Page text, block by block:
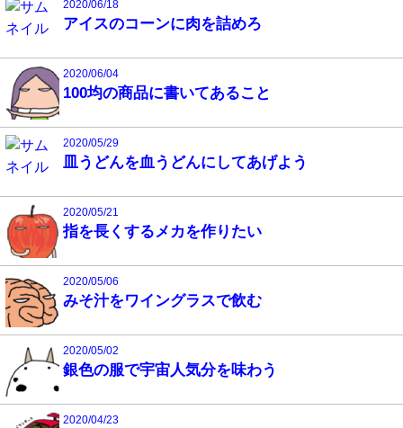
2020/06/18
アイスのコーンに肉を詰めろ
2020/06/04
100均の商品に書いてあること
2020/05/29
皿うどんを血うどんにしてあげよう
2020/05/21
指を長くするメカを作りたい
2020/05/06
みそ汁をワイングラスで飲む
2020/05/02
銀色の服で宇宙人気分を味わう
2020/04/23